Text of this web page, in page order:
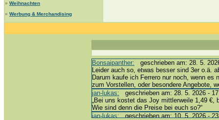
» Weihnachten
» Werbung & Merchandising
Bonsaipanther: geschrieben am: 28. 5.
Leider auch so, etwas besser sind 3er o.ä.
Darum kaufe ich Ferrero nur noch, wenn es
zum Vorstellen, oder besondere Angebote,
jan-lukas: geschrieben am: 28. 5. 2026 -
„Bei uns kostet das Joy mittlerweile 1,49 €,
Wie sind denn die Preise bei euch so?“
jan-lukas:geschrieben am: 10. 5. 2026 -